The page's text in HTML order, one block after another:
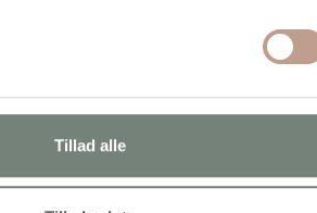
Tillad alle
Mini DIY Kit, nissepiger, H: 8 cm,